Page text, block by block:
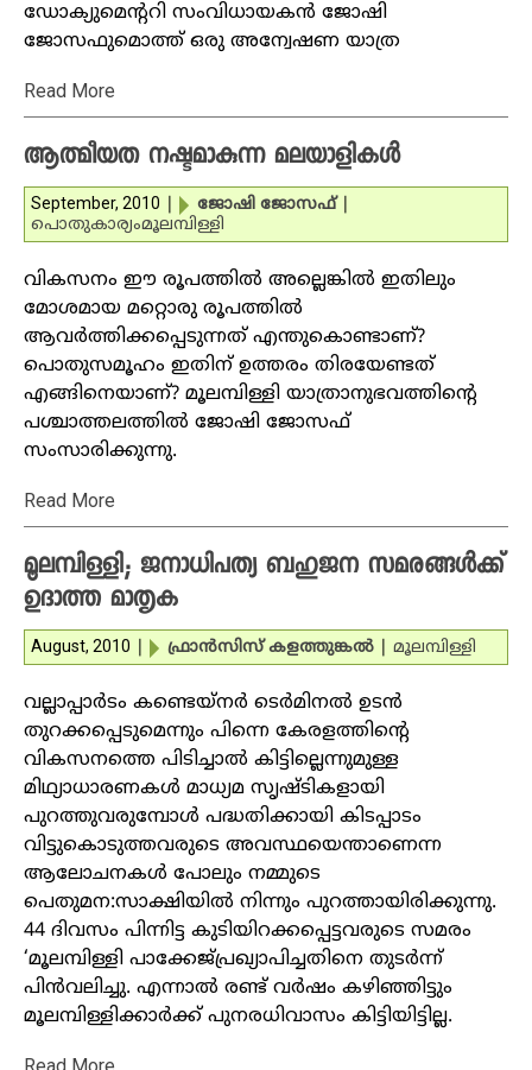
ഡോക്യുമെന്ററി സംവിധായകന്‍ ജോഷി
ജോസഫുമൊത്ത് ഒരു അന്വേഷണ യാത്ര
Read More
ആത്മീയത നഷ്ടമാകുന്ന മലയാളികള്‍
September, 2010 ജോഷി ജോസഫ്
പൊതുകാര്യംമൂലമ്പിള്ളി
വികസനം ഈ രൂപത്തില്‍ അല്ലെങ്കില്‍ ഇതിലും
മോശമായ മറ്റൊരു രൂപത്തില്‍
ആവര്‍ത്തിക്കപ്പെടുന്നത് എന്തുകൊണ്ടാണ്?
പൊതുസമൂഹം ഇതിന് ഉത്തരം തിരയേണ്ടത്
എങ്ങിനെയാണ്? മൂലമ്പിള്ളി യാത്രാനുഭവത്തിന്റെ
പശ്ചാത്തലത്തില്‍ ജോഷി ജോസഫ്
സംസാരിക്കുന്നു.
Read More
മൂലമ്പിള്ളി; ജനാധിപത്യ ബഹുജന സമരങ്ങള്‍ക്ക്
ഉദാത്ത മാതൃക
August, 2010 ഫ്രാന്‍സിസ് കളത്തുങ്കല്‍ മൂലമ്പിള്ളി
വല്ലാപ്പാര്‍ടം കണ്ടെയ്‌നര്‍ ടെര്‍മിനല്‍ ഉടന്‍
തുറക്കപ്പെടുമെന്നും പിന്നെ കേരളത്തിന്റെ
വികസനത്തെ പിടിച്ചാല്‍ കിട്ടില്ലെന്നുമുള്ള
മിഥ്യാധാരണകള്‍ മാധ്യമ സൃഷ്ടികളായി
പുറത്തുവരുമ്പോള്‍ പദ്ധതിക്കായി കിടപ്പാടം
വിട്ടുകൊടുത്തവരുടെ അവസ്ഥയെന്താണെന്ന
ആലോചനകള്‍ പോലും നമ്മുടെ
പെതുമന:സാക്ഷിയില്‍ നിന്നും പുറത്തായിരിക്കുന്നു.
44 ദിവസം പിന്നിട്ട കുടിയിറക്കപ്പെട്ടവരുടെ സമരം
‘മൂലമ്പിള്ളി പാക്കേജ്പ്രഖ്യാപിച്ചതിനെ തുടര്‍ന്ന്
പിന്‍വലിച്ചു. എന്നാല്‍ രണ്ട് വര്‍ഷം കഴിഞ്ഞിട്ടും
മൂലമ്പിള്ളിക്കാര്‍ക്ക് പുനരധിവാസം കിട്ടിയിട്ടില്ല.